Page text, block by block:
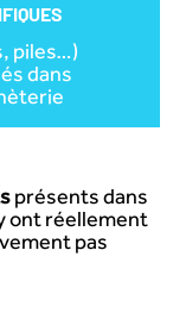
piles…)
dans
présents dans
ont réellement
pas